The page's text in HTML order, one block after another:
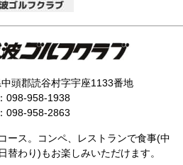
頭郡読谷村字宇座1133番地
098-958-1938
098-958-2863
ース。コンペ、レストランで食事(中
替わり)もお楽しみいただけます。